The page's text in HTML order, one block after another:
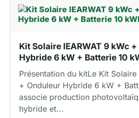
Kit Solaire IEARWAT 9 kWc
Hybride 6 kW + Batterie 10
Présentation du kitLe Kit Solaire
+ Onduleur Hybride 6 kW +
associe production
hybride et...